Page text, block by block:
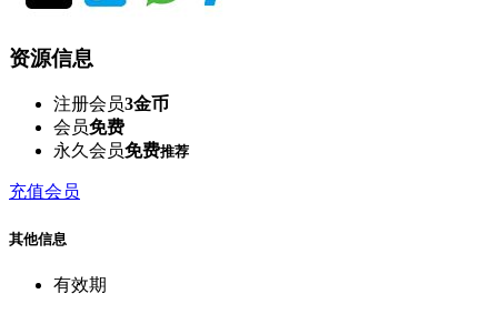
资源信息
注册会员3金币
会员免费
永久会员免费推荐
充值会员
其他信息
有效期